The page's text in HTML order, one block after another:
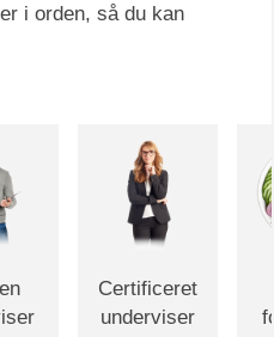
i orden, så du kan
Certificeret
underviser